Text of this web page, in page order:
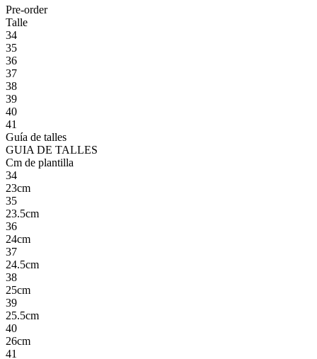
Pre-order
Talle
34
35
36
37
38
39
40
41
Guía de talles
GUIA DE TALLES
Cm de plantilla
34
23cm
35
23.5cm
36
24cm
37
24.5cm
38
25cm
39
25.5cm
40
26cm
41